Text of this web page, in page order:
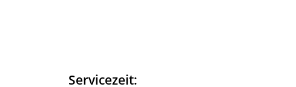
Servicezeit: